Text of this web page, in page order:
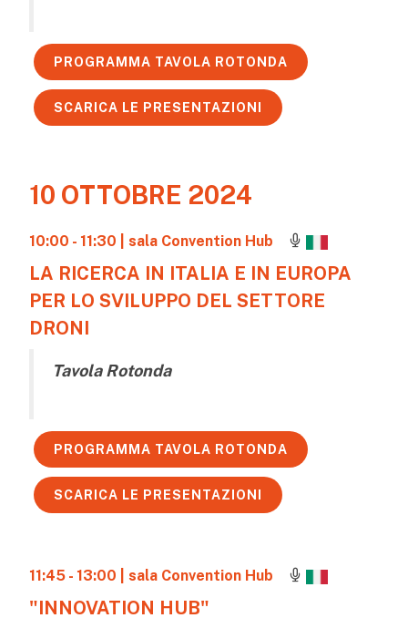
PROGRAMMA TAVOLA ROTONDA
SCARICA LE PRESENTAZIONI
10 OTTOBRE 2024
10:00 - 11:30 | sala Convention Hub
LA RICERCA IN ITALIA E IN EUROPA
PER LO SVILUPPO DEL SETTORE
DRONI
Tavola Rotonda
PROGRAMMA TAVOLA ROTONDA
SCARICA LE PRESENTAZIONI
11:45 - 13:00 | sala Convention Hub
"INNOVATION HUB"